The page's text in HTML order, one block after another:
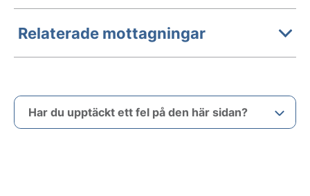
Relaterade mottagningar
Har du upptäckt ett fel på den här sidan?